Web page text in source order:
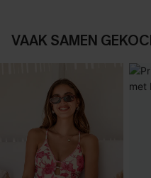
VAAK SAMEN